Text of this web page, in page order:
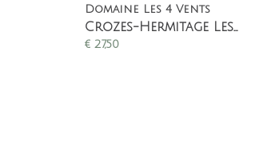
Domaine Les 4 Vents
Crozes-Hermitage Les 4 Vents
€ 27,50